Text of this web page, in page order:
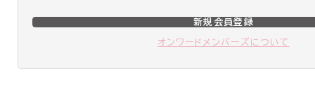
新規会員登録
オンワードメンバーズについて